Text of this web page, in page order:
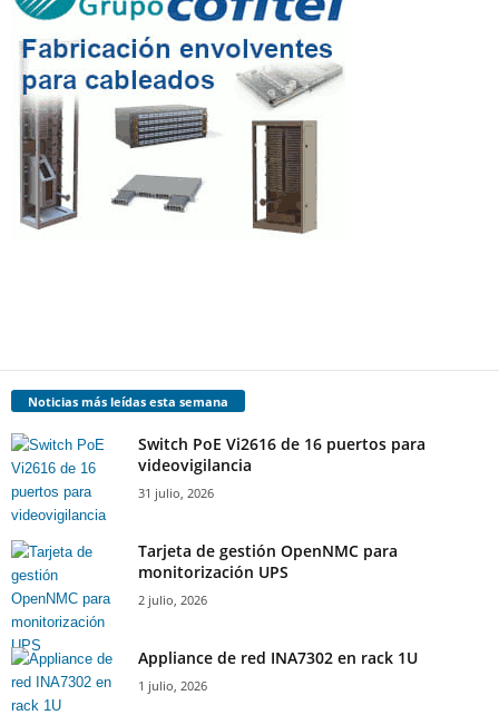
Noticias más leídas esta semana
Switch PoE Vi2616 de 16 puertos para
videovigilancia
31 julio, 2026
Tarjeta de gestión OpenNMC para
monitorización UPS
2 julio, 2026
Appliance de red INA7302 en rack 1U
1 julio, 2026